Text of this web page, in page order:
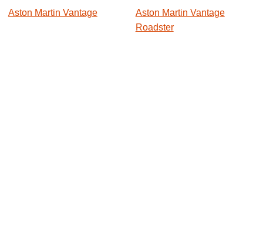
Aston Martin Vantage
Aston Martin Vantage
Roadster